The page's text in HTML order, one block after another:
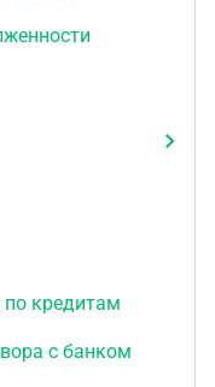
кредитам
с банком